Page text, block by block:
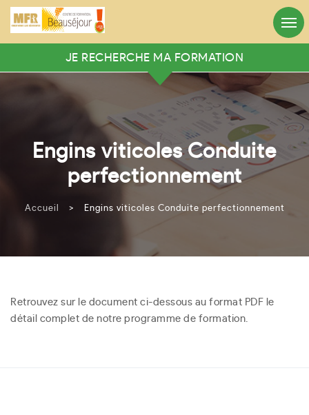
Appelez-nous
05.56.71.10.01 8h:30 - 12:30 / 13h:30 - 18h
RECHERCHER VOTRE FORMATION
Rechercher
JE RECHERCHE MA FORMATION
Engins viticoles Conduite
perfectionnement
Accueil > Engins viticoles Conduite perfectionnement
Retrouvez sur le document ci-dessous au format PDF le
détail complet de notre programme de formation.